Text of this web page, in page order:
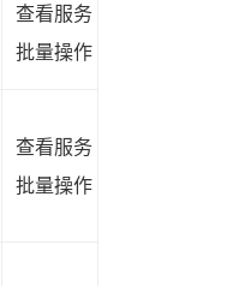
查看服务
批量操作
查看服务
批量操作